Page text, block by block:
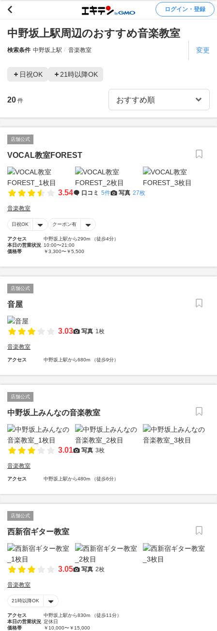
ログイン・登録
中野坂上駅周辺のおすすめ音楽教室
検索条件 中野坂上駅 音楽教室 変更
日祝OK 21時以降OK
20 件
店舗公式
VOCAL教室FOREST
3.54 口コミ 5件 写真 27枚
音楽教室
日祝OK クーポン有
アクセス
中野坂上駅から290m （徒歩4分）
本日の営業状況 10:00〜21:00
価格帯
￥3,300〜￥5,500
店舗公式
音屋
3.03 写真 1枚
音楽教室
アクセス 中野坂上駅から680m （徒歩9分）
店舗公式
中野坂上みんなの音楽教室
3.01 写真 3枚
音楽教室
アクセス 中野坂上駅から480m （徒歩6分）
店舗公式
西新宿ギター教室
3.05 写真 2枚
音楽教室
21時以降OK
アクセス
中野坂上駅から830m （徒歩11分）
本日の営業状況 定休日
価格帯
￥10,000〜￥15,000